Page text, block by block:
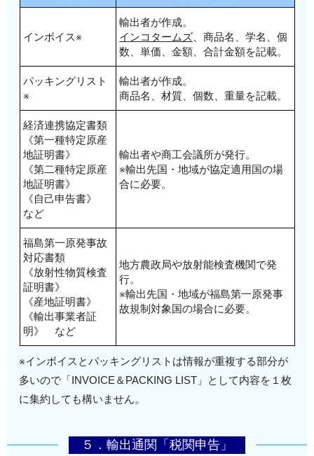
インボイス※
輸出者が作成。
インコタームズ 、商品名、学名、個
数、単価、金額、合計金額を記載。
パッキングリスト
※
輸出者が作成。
商品名、材質、個数、重量を記載。
経済連携協定書類
《第一種特定原産
地証明書》
《第二種特定原産
地証明書》
《自己申告書》
など
輸出者や商工会議所が発行。
※輸出先国・地域が協定適用国の場
合に必要。
福島第一原発事故
対応書類
《放射性物質検査
証明書》
《産地証明書》
《輸出事業者証
明》 など
地方農政局や放射能検査機関で発
行。
※輸出先国・地域が福島第一原発事
故規制対象国の場合に必要。
※インボイスとパッキングリストは情報が重複する部分が
多いので「INVOICE＆PACKING LIST」として内容を１枚
に集約しても構いません。
５．輸出通関「税関申告」